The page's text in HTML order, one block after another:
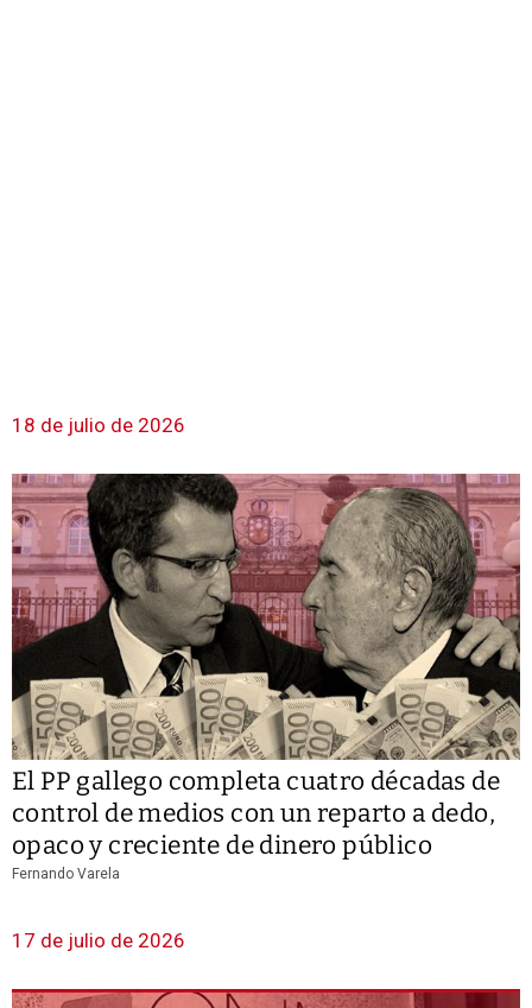
18 de julio de 2026
El PP gallego completa cuatro décadas de
control de medios con un reparto a dedo,
opaco y creciente de dinero público
Fernando Varela
17 de julio de 2026